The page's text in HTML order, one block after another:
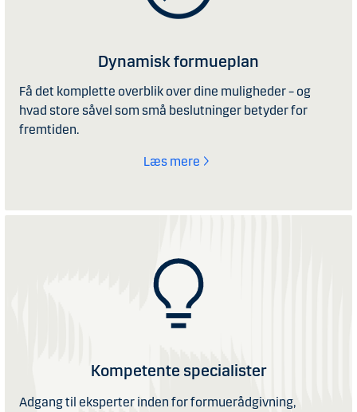
Dynamisk formueplan
Få det komplette overblik over dine muligheder – og
hvad store såvel som små beslutninger betyder for
fremtiden.
Læs mere
Kompetente specialister
Adgang til eksperter inden for formuerådgivning,